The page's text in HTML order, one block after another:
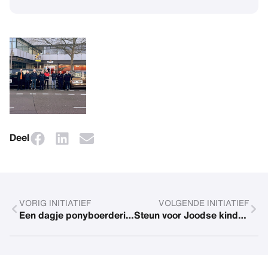
Deel
VORIG INITIATIEF
Een dagje ponyboerderij voor kinderen uit München
VOLGENDE INITIATIEF
Steun voor Joodse kinderen uit Oekraïne